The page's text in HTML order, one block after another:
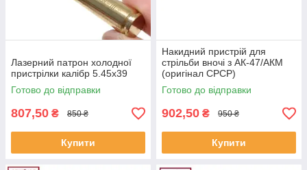
Лазерний патрон холодної
пристрілки калібр 5.45х39
Готово до відправки
807,50 ₴ 850 ₴
Купити
Накидний пристрій для
стрільби вночі з АК-47/АКМ
(оригінал СРСР)
Готово до відправки
902,50 ₴ 950 ₴
Купити